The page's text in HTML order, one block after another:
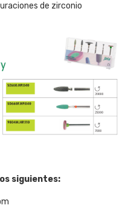
de zirconio
siguientes: